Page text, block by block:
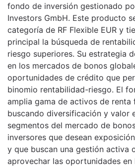
fondo de inversión gestionado
Investors GmbH. Este producto
categoría de RF Flexible EUR y
principal la búsqueda de
riesgo superiores. Su estrategia
en los mercados de bonos
oportunidades de crédito que
binomio rentabilidad-riesgo. El
amplia gama de activos de renta
buscando diversificación y valor
segmentos del mercado de
inversores que desean
y que buscan una gestión activa
aprovechar las oportunidades